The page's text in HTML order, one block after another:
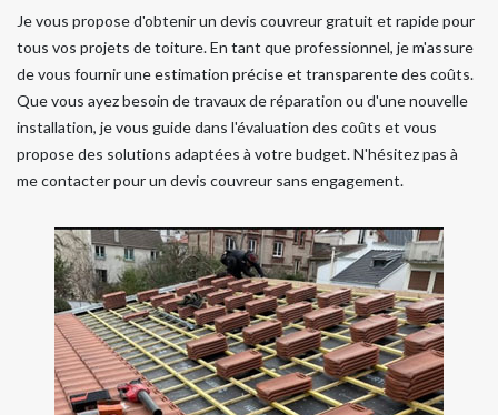
Je vous propose d'obtenir un devis couvreur gratuit et rapide pour
tous vos projets de toiture. En tant que professionnel, je m'assure
de vous fournir une estimation précise et transparente des coûts.
Que vous ayez besoin de travaux de réparation ou d'une nouvelle
installation, je vous guide dans l'évaluation des coûts et vous
propose des solutions adaptées à votre budget. N'hésitez pas à
me contacter pour un devis couvreur sans engagement.